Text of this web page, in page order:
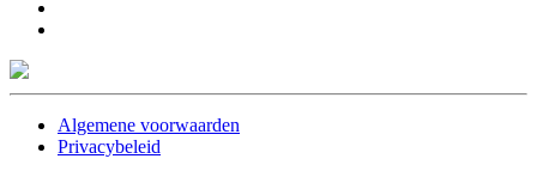
Algemene voorwaarden
Privacybeleid